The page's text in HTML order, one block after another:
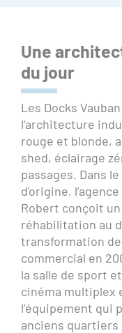
Une
du jour
Les Docks
l’architecture
rouge et blonde,
shed, éclairage
passages. Dans
d'origine,
Robert conçoit
réhabilitation au
transformation
commercial en
la salle de sport
cinéma multiplex
l’équipement qui
anciens